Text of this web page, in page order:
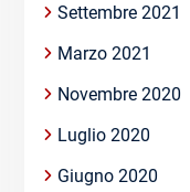
Settembre 2021
Marzo 2021
Novembre 2020
Luglio 2020
Giugno 2020